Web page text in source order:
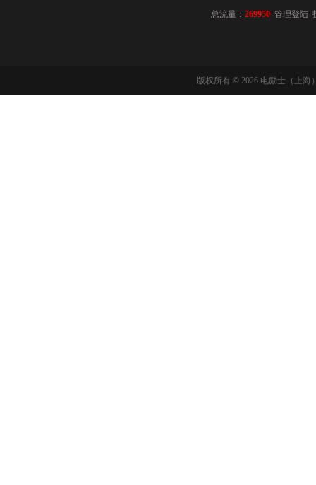
总流量： 269950 管理登陆
版权所有 © 2026 电励士（上